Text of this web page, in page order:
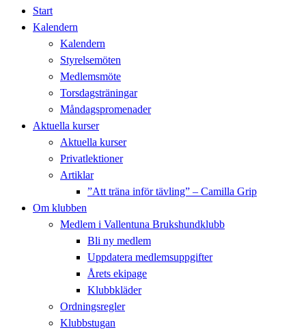
Start
Kalendern
Kalendern
Styrelsemöten
Medlemsmöte
Torsdagsträningar
Måndagspromenader
Aktuella kurser
Aktuella kurser
Privatlektioner
Artiklar
”Att träna inför tävling” – Camilla Grip
Om klubben
Medlem i Vallentuna Brukshundklubb
Bli ny medlem
Uppdatera medlemsuppgifter
Årets ekipage
Klubbkläder
Ordningsregler
Klubbstugan